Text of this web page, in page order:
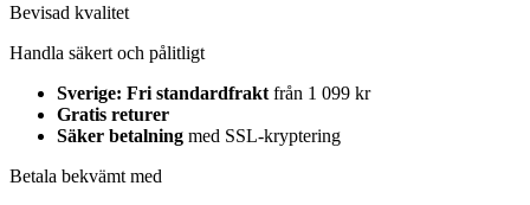
Bevisad kvalitet
Handla säkert och pålitligt
Sverige: Fri standardfrakt från 1 099 kr
Gratis returer
Säker betalning med SSL-kryptering
Betala bekvämt med